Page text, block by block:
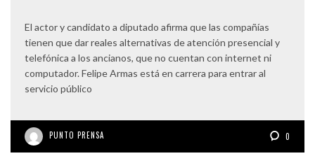
El actor y candidato a diputado afirma que las compañías
tienen que dar reales alternativas de atención presencial y
telefónica a los ancianos, que no cuentan con internet ni
computador. Felipe Armas está en carrera para entrar al
servicio público
PUNTO PRENSA 0